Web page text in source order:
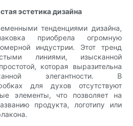
эстетика дизайна
тенденциями дизайна,
приобрела огромную
индустрии. Этот тренд
линиями, изысканной
которая выразительна
элегантности. В
для духов отсутствуют
элементы, что позволяет на
продукта, логотипу или